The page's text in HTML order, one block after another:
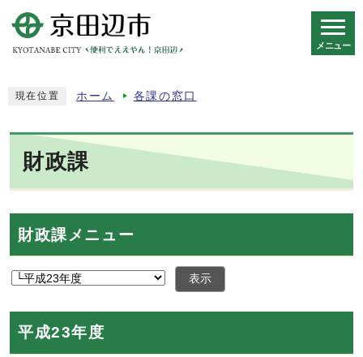
メニュー
現在位置 ホーム 各課の窓口
財政課
財政課メニュー
表示
平成23年度